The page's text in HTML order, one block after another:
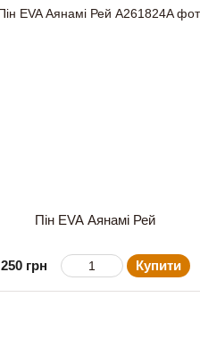
Пін EVA Аянамі Рей
250 грн Купити